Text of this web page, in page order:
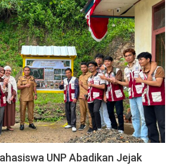
UNP Abadikan Jejak